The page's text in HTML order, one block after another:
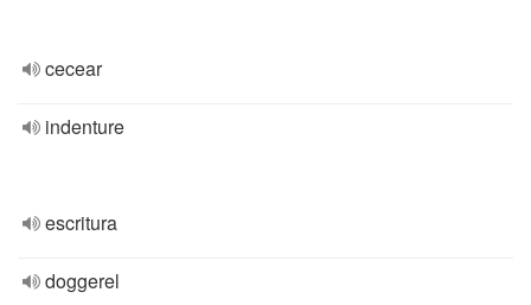
cecear
indenture
escritura
doggerel